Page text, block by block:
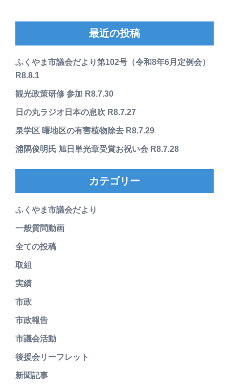
最近の投稿
ふくやま市議会だより第102号（令和8年6月定例会）
R8.8.1
観光政策研修 参加 R8.7.30
日の丸ラジオ日本の息吹 R8.7.27
泉学区 曙地区の有害植物除去 R8.7.29
浦隅俊明氏 旭日単光章受賞お祝い会 R8.7.28
カテゴリー
ふくやま市議会だより
一般質問動画
全ての投稿
取組
実績
市政
市政報告
市議会活動
後援会リーフレット
新聞記事